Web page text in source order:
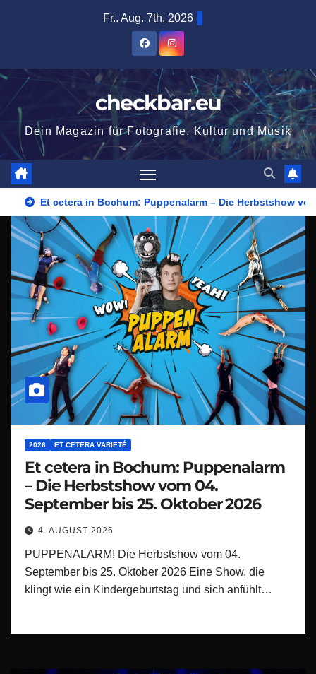
Fr.. Aug. 7th, 2026
checkbar.eu
Dein Magazin für Fotografie, Kultur und Musik
Et cetera in Bochum: Puppenalarm – Die Herbstshow
2026 ET CETERA VARIETÉ
Et cetera in Bochum: Puppenalarm
– Die Herbstshow vom 04.
September bis 25. Oktober 2026
4. AUGUST 2026
PUPPENALARM! Die Herbstshow vom 04.
September bis 25. Oktober 2026 Eine Show, die
klingt wie ein Kindergeburtstag und sich anfühlt…